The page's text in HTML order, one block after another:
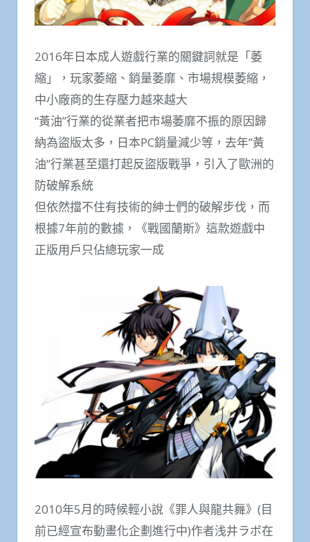
2016年日本成人遊戲行業的關鍵詞就是「萎
縮」，玩家萎縮、銷量萎靡、市場規模萎縮，
中小廠商的生存壓力越來越大
“黃油”行業的從業者把市場萎靡不振的原因歸
納為盜版太多，日本PC銷量減少等，去年”黃
油”行業甚至還打起反盜版戰爭，引入了歐洲的
防破解系統
但依然擋不住有技術的紳士們的破解步伐，而
根據7年前的數據，《戰國蘭斯》這款遊戲中
正版用戶只佔總玩家一成
2010年5月的時候輕小說《罪人與龍共舞》(目
前已經宣布動畫化企劃進行中)作者浅井ラボ在